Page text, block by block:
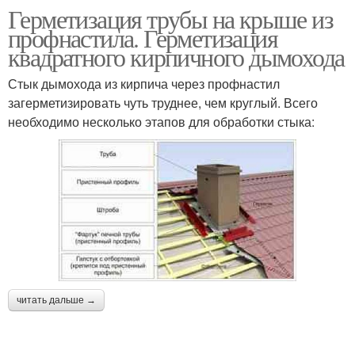
Герметизация трубы на крыше из
профнастила. Герметизация
квадратного кирпичного дымохода
Стык дымохода из кирпича через профнастил
загерметизировать чуть труднее, чем круглый. Всего
необходимо несколько этапов для обработки стыка:
читать дальше →